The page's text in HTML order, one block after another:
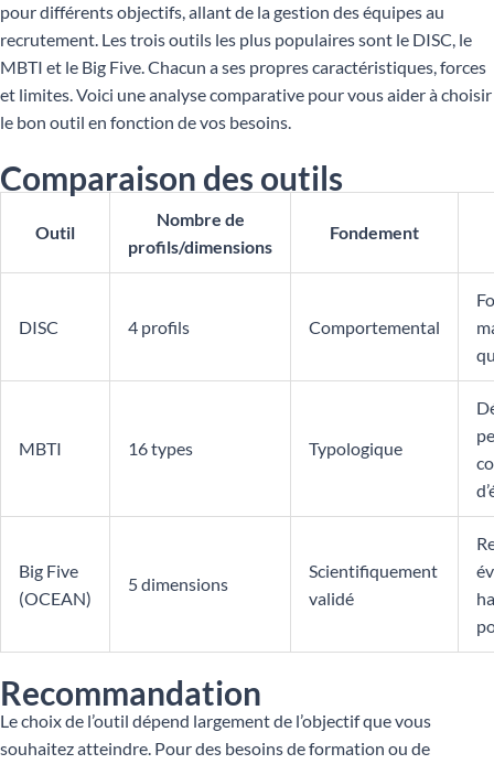
pour différents objectifs, allant de la gestion des équipes au
recrutement. Les trois outils les plus populaires sont le DISC, le
MBTI et le Big Five. Chacun a ses propres caractéristiques, forces
et limites. Voici une analyse comparative pour vous aider à choisir
le bon outil en fonction de vos besoins.
Comparaison des outils
Outil
Nombre de
profils/dimensions
Fondement
DISC 4 profils Comportemental
MBTI 16 types Typologique
Big Five
(OCEAN)
5 dimensions
Scientifiquement
validé
Recommandation
Le choix de l’outil dépend largement de l’objectif que vous
souhaitez atteindre. Pour des besoins de formation ou de